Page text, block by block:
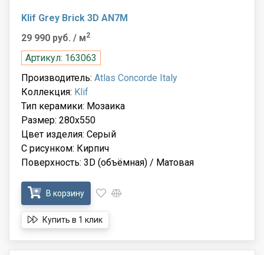
Klif Grey Brick 3D AN7M
29 990 руб. / м2
Артикул: 163063
Производитель: Atlas Concorde Italy
Коллекция: Klif
Тип керамики: Мозаика
Размер: 280x550
Цвет изделия: Серый
С рисунком: Кирпич
Поверхность: 3D (объёмная) / Матовая
В корзину
Купить в 1 клик